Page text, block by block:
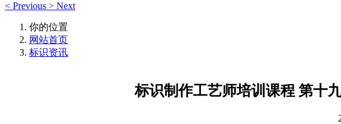
< Previous > Next
你的位置
网站首页
标识资讯
标识制作工艺师培训课程 第十